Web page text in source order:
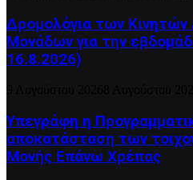
Δρομολόγια των Κινητών
Μονάδων για την
16.8.2026)
Υπεγράφη η
αποκατάσταση των
Μονής Επάνω Χρέπας